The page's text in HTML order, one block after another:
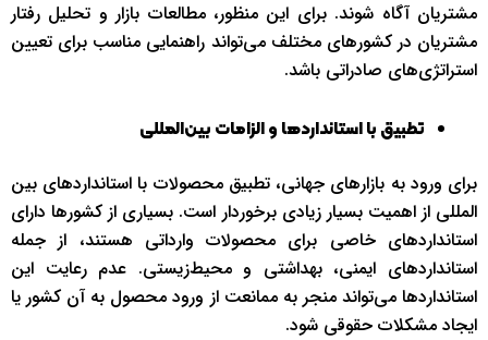
مشتریان آگاه شوند. برای این منظور، مطالعات بازار و تحلیل رفتار
مشتریان در کشورهای مختلف می‌تواند راهنمایی مناسب برای تعیین
استراتژی‌های صادراتی باشد.
تطبیق با استانداردها و الزامات بین‌المللی
برای ورود به بازارهای جهانی، تطبیق محصولات با استانداردهای بین‌
المللی از اهمیت بسیار زیادی برخوردار است. بسیاری از کشورها دارای
استانداردهای خاصی برای محصولات وارداتی هستند، از جمله
استانداردهای ایمنی، بهداشتی و محیط‌زیستی. عدم رعایت این
استانداردها می‌تواند منجر به ممانعت از ورود محصول به آن کشور یا
ایجاد مشکلات حقوقی شود.